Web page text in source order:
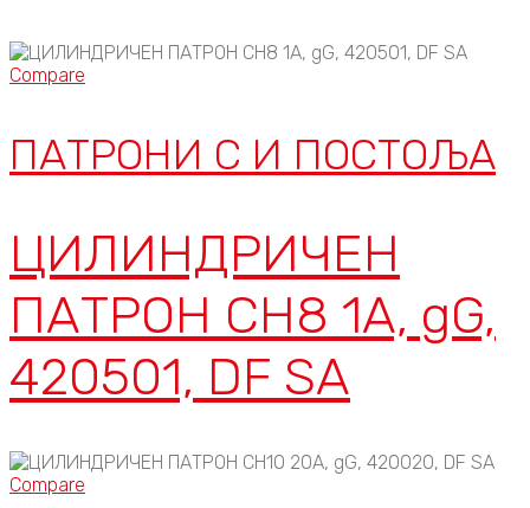
Compare
ПАТРОНИ C И ПОСТОЉА
ЦИЛИНДРИЧЕН
ПАТРОН CH8 1A, gG,
420501, DF SA
Compare